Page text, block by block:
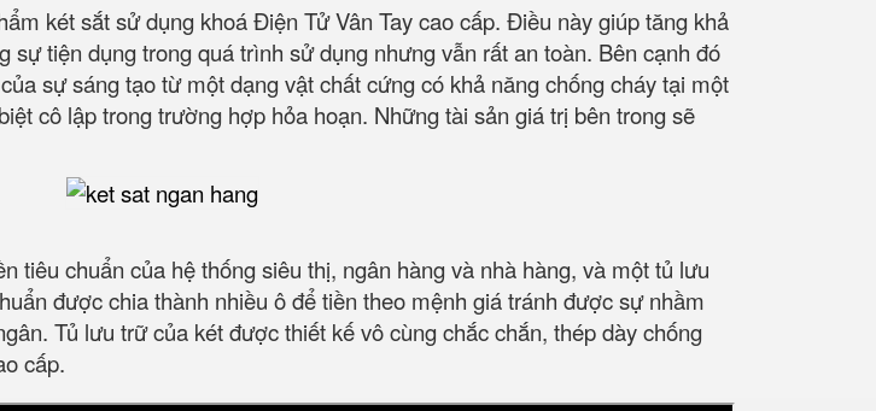
két sắt sử dụng khoá Điện Tử Vân Tay cao cấp. Điều này giúp tăng khả
tiện dụng trong quá trình sử dụng nhưng vẫn rất an toàn. Bên cạnh đó
sự sáng tạo từ một dạng vật chất cứng có khả năng chống cháy tại một
cô lập trong trường hợp hỏa hoạn. Những tài sản giá trị bên trong sẽ
tiêu chuẩn của hệ thống siêu thị, ngân hàng và nhà hàng, và một tủ lưu
được chia thành nhiều ô để tiền theo mệnh giá tránh được sự nhầm
Tủ lưu trữ của két được thiết kế vô cùng chắc chắn, thép dày chống
cấp.